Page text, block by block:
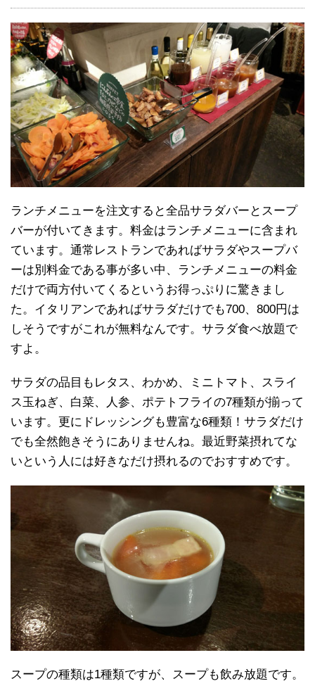
ランチメニューを注文すると全品サラダバーとスープ
バーが付いてきます。料金はランチメニューに含まれ
ています。通常レストランであればサラダやスープバ
ーは別料金である事が多い中、ランチメニューの料金
だけで両方付いてくるというお得っぷりに驚きまし
た。イタリアンであればサラダだけでも700、800円は
しそうですがこれが無料なんです。サラダ食べ放題で
すよ。
サラダの品目もレタス、わかめ、ミニトマト、スライ
ス玉ねぎ、白菜、人参、ポテトフライの7種類が揃って
います。更にドレッシングも豊富な6種類！サラダだけ
でも全然飽きそうにありませんね。最近野菜摂れてな
いという人には好きなだけ摂れるのでおすすめです。
スープの種類は1種類ですが、スープも飲み放題です。